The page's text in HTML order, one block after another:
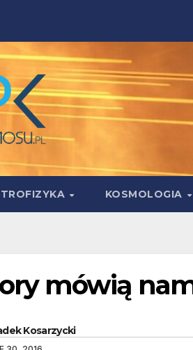
KOSMOLOGIA
mówią
Kosarzycki